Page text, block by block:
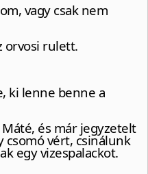
vagy csak nem
orvosi rulett.
ki lenne benne a
és már jegyzetelt
csomó vért, csinálunk
egy vizespalackot.